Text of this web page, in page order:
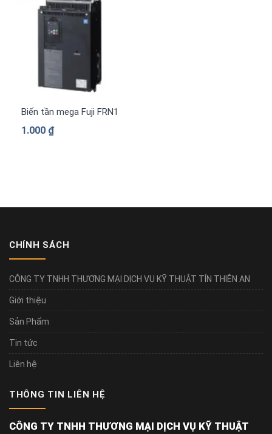
Biến tần mega Fuji FRN1480G2S-4G 3 pha 380 V
1.000 ₫
CHÍNH SÁCH
CÔNG TY TNHH THƯƠNG MẠI DỊCH VỤ KỸ THUẬT TÍN THIÊN AN
Giới thiệu
Sản Phẩm
Tin tức
Liên hệ
THÔNG TIN LIÊN HỆ
CÔNG TY TNHH THƯƠNG MẠI DỊCH VỤ KỸ THUẬT